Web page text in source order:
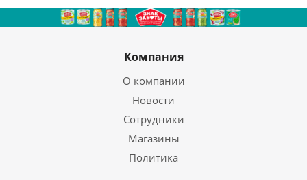
Компания
О компании
Новости
Сотрудники
Магазины
Политика